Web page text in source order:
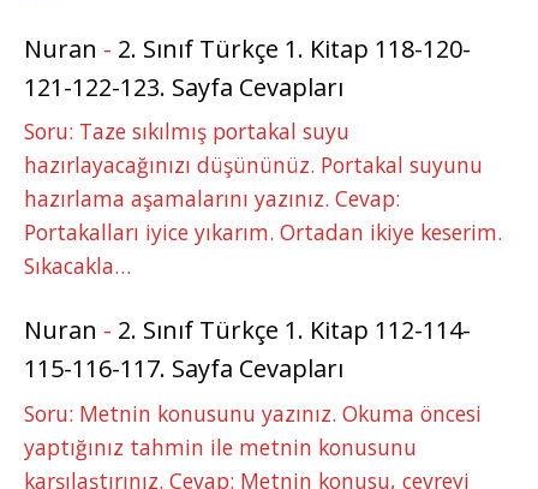
Nuran - 2. Sınıf Türkçe 1. Kitap 118-120-
121-122-123. Sayfa Cevapları
Soru: Taze sıkılmış portakal suyu
hazırlayacağınızı düşününüz. Portakal suyunu
hazırlama aşamalarını yazınız. Cevap:
Portakalları iyice yıkarım. Ortadan ikiye keserim.
Sıkacakla…
Nuran - 2. Sınıf Türkçe 1. Kitap 112-114-
115-116-117. Sayfa Cevapları
Soru: Metnin konusunu yazınız. Okuma öncesi
yaptığınız tahmin ile metnin konusunu
karşılaştırınız. Cevap: Metnin konusu, çevreyi